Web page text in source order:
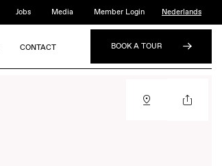
Jobs Media Member Login Nederlands
CONTACT BOOK A TOUR